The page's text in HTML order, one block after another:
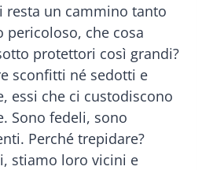
resta un cammino tanto
pericoloso, che cosa
protettori così grandi?
sconfitti né sedotti e
essi che ci custodiscono
Sono fedeli, sono
Perché trepidare?
stiamo loro vicini e